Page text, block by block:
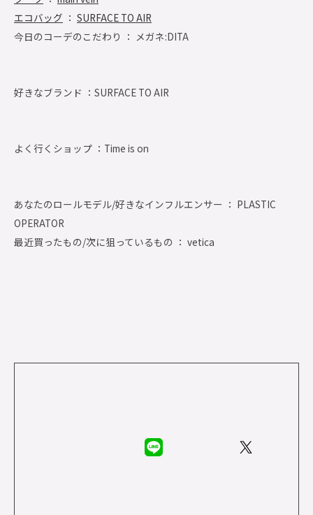
エコバッグ ： SURFACE TO AIR
今日のコーデのこだわり ： メガネ:DITA
好きなブランド ： SURFACE TO AIR
よく行くショップ ： Time is on
あなたのロールモデル/好きなインフルエンサー ： PLASTIC
OPERATOR
最近買ったもの/次に狙っているもの ： vetica